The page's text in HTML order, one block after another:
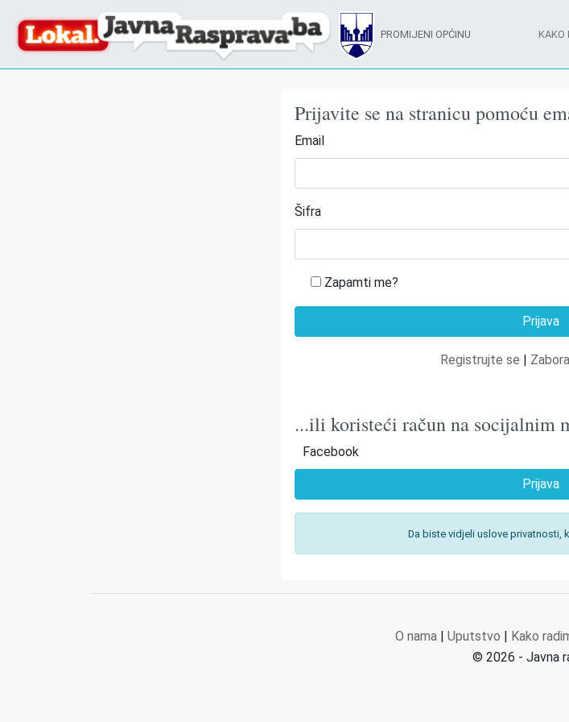
PROMIJENI OPĆINU KAKO
Prijavite se na stranicu pomoću
Email
Šifra
Zapamti me?
Registrujte se |
...ili koristeći račun na socijalnim
Facebook
Prijava
Da biste vidjeli uslove privatnosti,
O nama | Uputstvo | Kako
© 2026 - Javna